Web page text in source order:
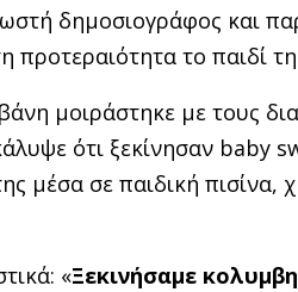
δημοσιογράφος και
το παιδί
μοιράστηκε με τους
ότι ξεκίνησαν baby
μέσα σε παιδική πισίνα,
«Ξεκινήσαμε